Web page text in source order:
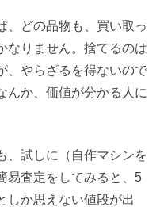
、どの品物も、買い取っ
なりません。捨てるのは
、やらざるを得ないので
んか、価値が分かる人に
、試しに（自作マシンを
易査定をしてみると、5
しか思えない値段が出